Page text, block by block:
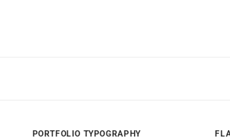
PORTFOLIO TYPOGRAPHY